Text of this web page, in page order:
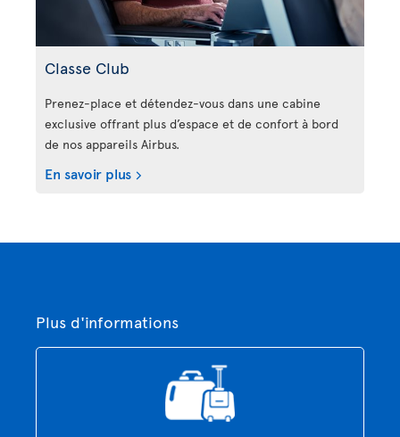
Classe Club
Prenez-place et détendez-vous dans une cabine
exclusive offrant plus d’espace et de confort à bord
de nos appareils Airbus.
En savoir plus
Plus d'informations